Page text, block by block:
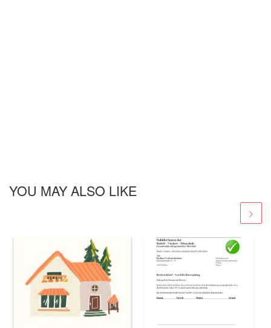
YOU MAY ALSO LIKE